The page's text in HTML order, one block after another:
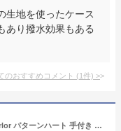
生地を使ったケース
あり撥水効果もある
のおすすめコメント (1件) >
タブレットポーチ 小学生 女の子 pop parlor パターンハート 手付き タブレットポーチ 11インチ対応 wrk-479ランドセル 持ち運び 学校用 小学校 タブレットケース ipadケース ipadポーチ 子供 PC収納 ランドセルに入る オンライン学習 中学生 韓国 おしゃれ 黒 紫 可愛い